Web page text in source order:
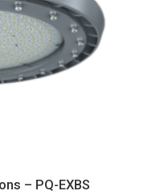
– PQ-EXBS